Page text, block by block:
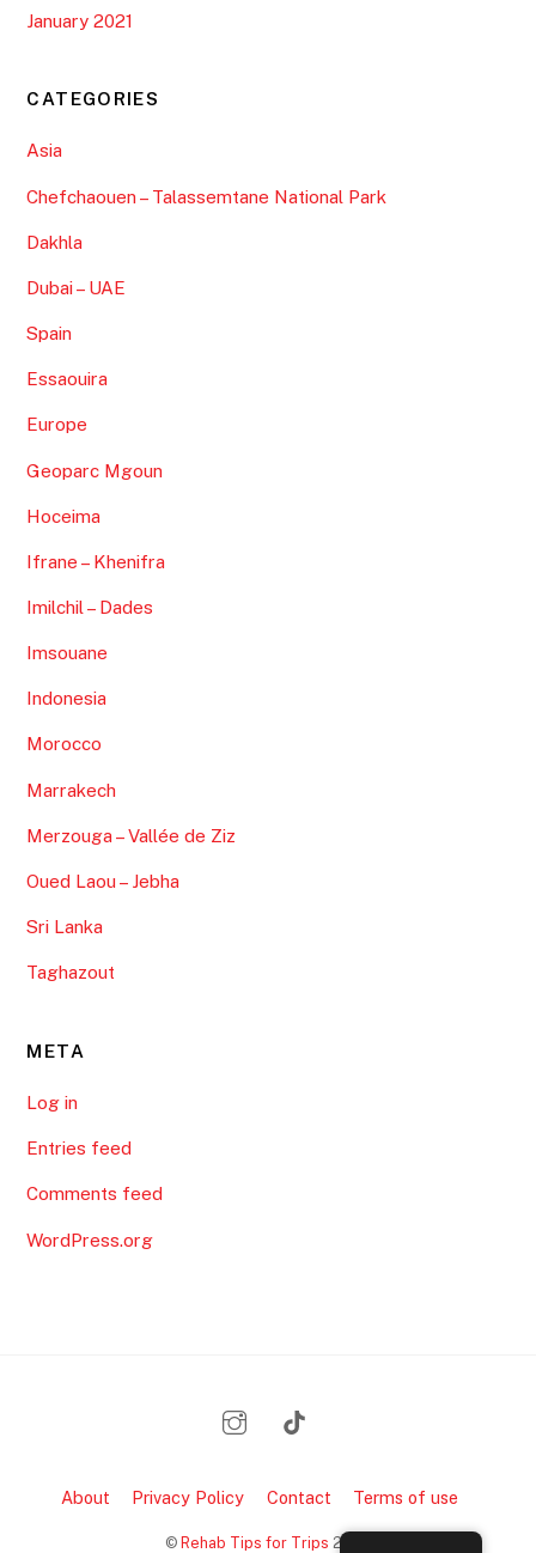
January 2021
CATEGORIES
Asia
Chefchaouen – Talassemtane National Park
Dakhla
Dubai – UAE
Spain
Essaouira
Europe
Geoparc Mgoun
Hoceima
Ifrane – Khenifra
Imilchil – Dades
Imsouane
Indonesia
Morocco
Marrakech
Merzouga – Vallée de Ziz
Oued Laou – Jebha
Sri Lanka
Taghazout
META
Log in
Entries feed
Comments feed
WordPress.org
About Privacy Policy Contact Terms of use
© Rehab Tips for Trips 2026